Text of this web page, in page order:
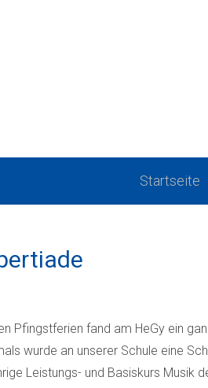
Startseite
Pfingstferien fand am HeGy ein
wurde an unserer Schule eine
Leistungs- und Basiskurs Musik